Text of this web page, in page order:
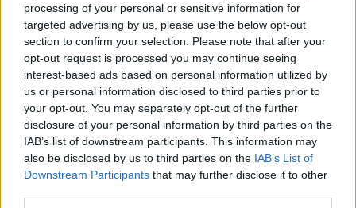
processing of your personal or sensitive information for
targeted advertising by us, please use the below opt-out
section to confirm your selection. Please note that after your
opt-out request is processed you may continue seeing
interest-based ads based on personal information utilized by
us or personal information disclosed to third parties prior to
your opt-out. You may separately opt-out of the further
disclosure of your personal information by third parties on the
IAB’s list of downstream participants. This information may
also be disclosed by us to third parties on the IAB’s List of
Downstream Participants that may further disclose it to other
Törőcsik Marit születésnapján
Velemben köszöntötte Vidnyánszky